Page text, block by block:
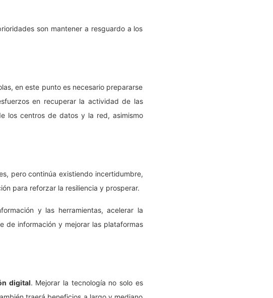
son mantener a resguardo a los
en este punto es necesario prepararse
en recuperar la actividad de las
los centros de datos y la red, asimismo
pero continúa existiendo incertidumbre,
para reforzar la resiliencia y prosperar.
y las herramientas, acelerar la
de información y mejorar las plataformas
digital. Mejorar la tecnología no solo es